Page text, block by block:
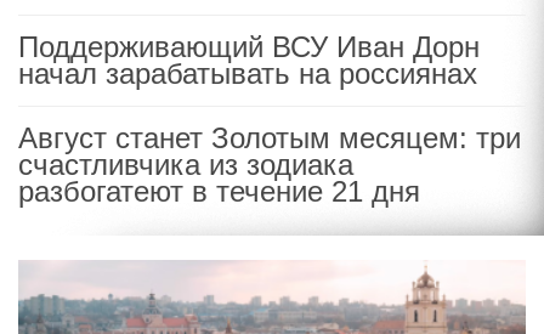
Поддерживающий ВСУ Иван Дорн
начал зарабатывать на россиянах
Август станет Золотым месяцем: три
счастливчика из зодиака
разбогатеют в течение 21 дня